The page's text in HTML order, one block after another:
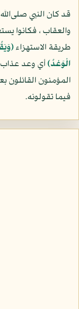
قد كان النبي
طريقة الاستهزاء
الْوَعْدُ)أي وعد عذاب
المؤمنون القائلون
فيما تقولونه.